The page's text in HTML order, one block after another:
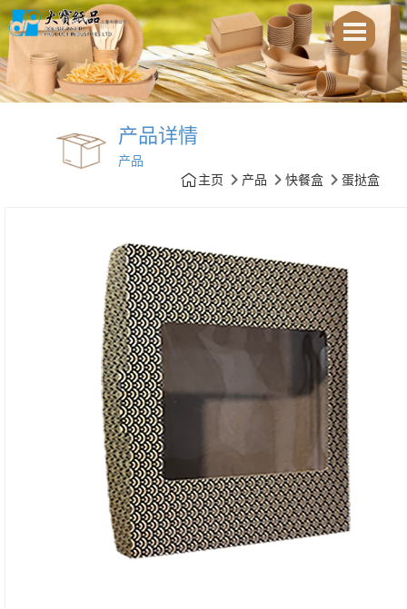
产品详情
产品
主页
产品 快餐盒 蛋挞盒